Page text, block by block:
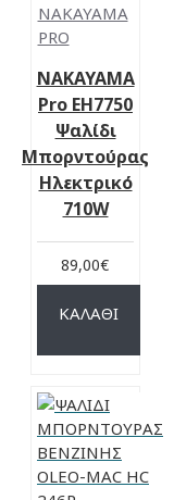
NAKAYAMA
PRO
NAKAYAMA
Pro EH7750
Ψαλίδι
Μπορντούρας
Ηλεκτρικό
710W
89,00€
ΚΑΛΆΘΙ